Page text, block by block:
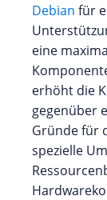
Debian für
eine
erhöht die
gegenüber
Gründe für
spezielle